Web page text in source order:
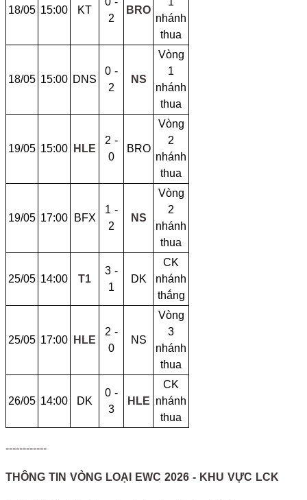
18/05 15:00 KT
2
BRO
nhánh
thua
18/05 15:00 DNS
0 -
2
NS
Vòng
1
nhánh
thua
19/05 15:00 HLE
2 -
0
BRO
Vòng
2
nhánh
thua
19/05 17:00 BFX
1 -
2
NS
Vòng
2
nhánh
thua
25/05 14:00 T1
3 -
1
DK
CK
nhánh
thắng
25/05 17:00 HLE
2 -
0
NS
Vòng
3
nhánh
thua
26/05 14:00 DK
0 -
3
HLE
CK
nhánh
thua
------------
THÔNG TIN VÒNG LOẠI EWC 2026 - KHU VỰC LCK